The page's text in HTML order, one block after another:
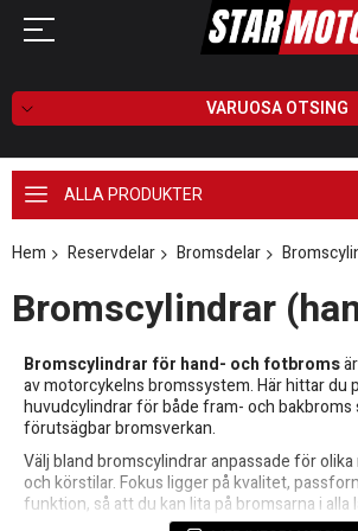
VARUOSA OTSING
ALLA PRODUKTER
Hem Reservdelar Bromsdelar
Bromscylindrar
Bromscylindrar för hand- och fotbroms
av motorcykelns bromssystem. Här hittar du
huvudcylindrar för både fram- och bakbroms
förutsägbar bromsverkan.
Välj bland bromscylindrar anpassade för
och körstilar. Fokus ligger på kvalitet,
funktion, så att du kan lita på bromsarna i alla